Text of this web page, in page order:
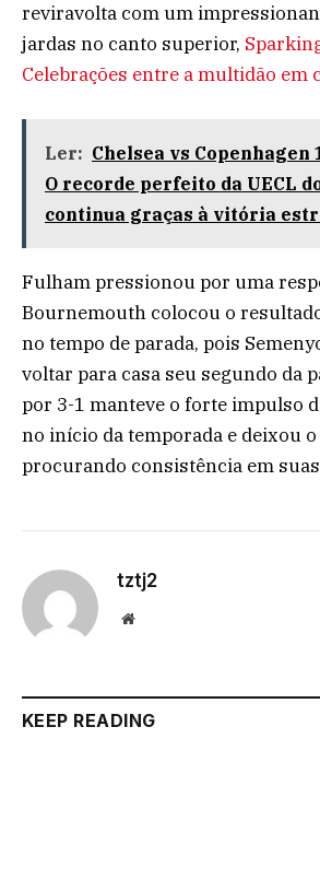
reviravolta com um
jardas no canto superior,
Celebrações entre a multidão em
Ler: Chelsea vs Copenhagen
O recorde perfeito da UECL
continua graças à vitória
Fulham pressionou por uma
Bournemouth colocou o
no tempo de parada, pois
voltar para casa seu segundo da
por 3-1 manteve o forte impulso
no início da temporada e deixou
procurando consistência em
tztj2
Website
KEEP READING